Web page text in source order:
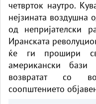
четврток наутро.
нејзината воздушна
од непријателски
Иранската
ќе ги прошири
американски
возвратат со
соопштението